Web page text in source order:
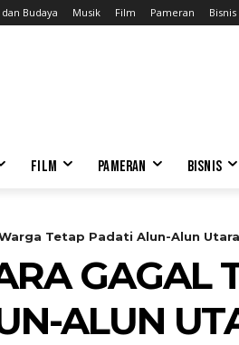
dan Budaya Musik Film Pameran Bisnis
FILM PAMERAN BISNIS
Tetap Padati Alun-Alun
GAGAL
ALUN